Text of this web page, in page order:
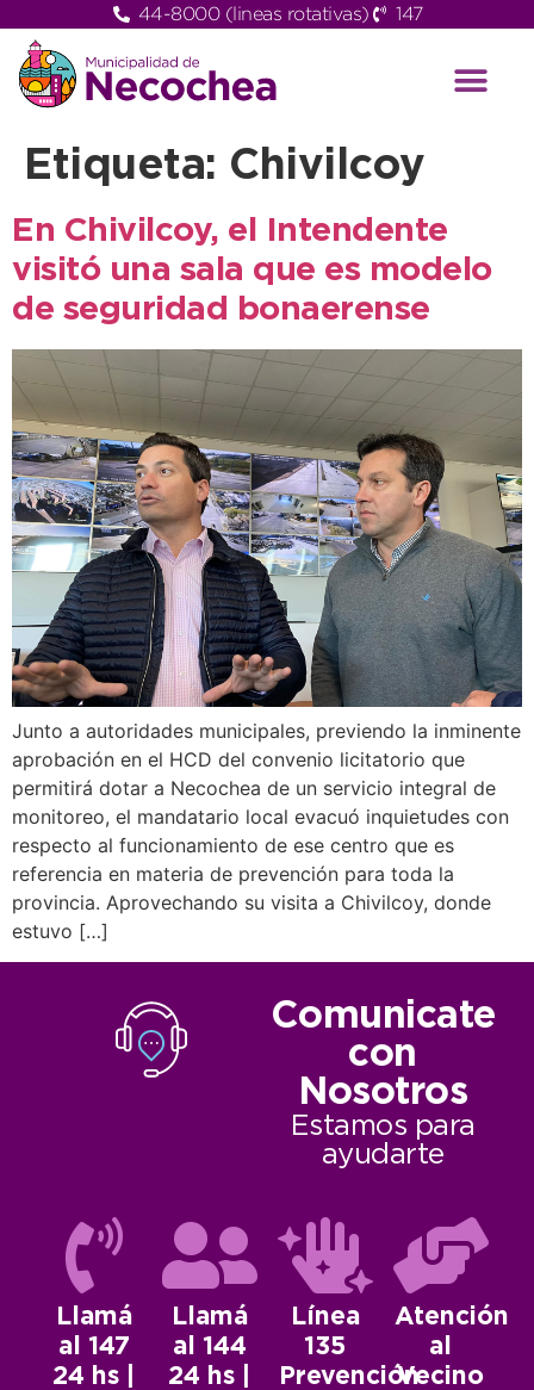
44-8000 (lineas rotativas) 147
Etiqueta: Chivilcoy
En Chivilcoy, el Intendente
visitó una sala que es modelo
de seguridad bonaerense
Junto a autoridades municipales, previendo la inminente
aprobación en el HCD del convenio licitatorio que
permitirá dotar a Necochea de un servicio integral de
monitoreo, el mandatario local evacuó inquietudes con
respecto al funcionamiento de ese centro que es
referencia en materia de prevención para toda la
provincia. Aprovechando su visita a Chivilcoy, donde
estuvo […]
Comunicate
con
Nosotros
Estamos para
ayudarte
Llamá
al 147
24 hs |
Llamá
al 144
24 hs |
Línea
135
Prevención
Atención
al
Vecino